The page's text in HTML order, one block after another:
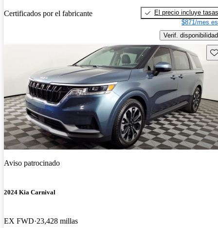
Certificados por el fabricante
El precio incluye tasas
$871/mes
Verif. disponibilidad
Aviso patrocinado
2024 Kia Carnival
EX FWD 23,428 millas